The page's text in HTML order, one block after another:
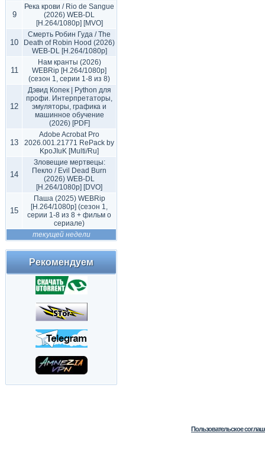
9
Река крови / Rio de Sangue
(2026) WEB-DL
[H.264/1080p] [MVO]
10
Смерть Робин Гуда / The
Death of Robin Hood (2026)
WEB-DL [H.264/1080p]
11
Нам кранты (2026)
WEBRip [H.264/1080p]
(сезон 1, серии 1-8 из 8)
12
Дэвид Копек | Python для
профи. Интерпретаторы,
эмуляторы, графика и
машинное обучение
(2026) [PDF]
13
Adobe Acrobat Pro
2026.001.21771 RePack by
KpoJIuK [Multi/Ru]
14
Зловещие мертвецы:
Пекло / Evil Dead Burn
(2026) WEB-DL
[H.264/1080p] [DVO]
15
Паша (2025) WEBRip
[H.264/1080p] (сезон 1,
серии 1-8 из 8 + фильм о
сериале)
текущей недели
Рекомендуем
Пользовательское